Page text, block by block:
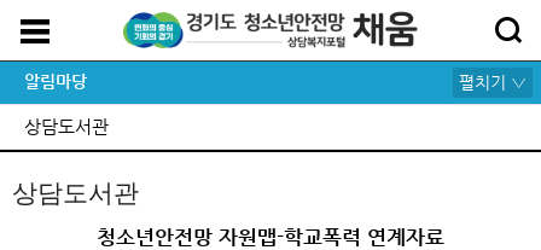
알림마당
상담도서관
펼치기 ▽
상담도서관
청소년안전망 자원맵-학교폭력 연계자료